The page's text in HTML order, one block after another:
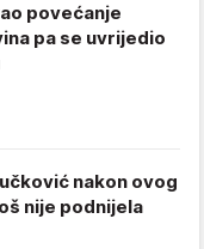
povećanje
pa se uvrijedio
nakon ovog
nije podnijela